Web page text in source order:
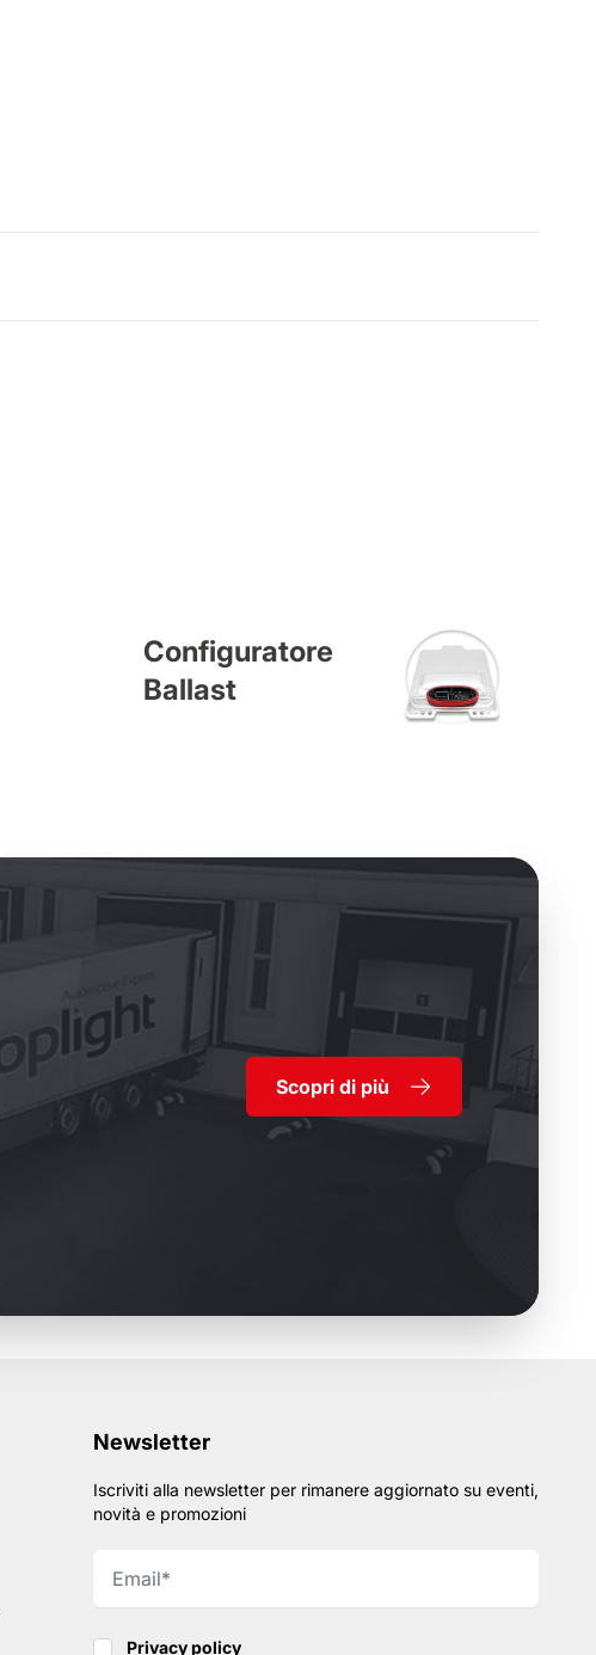
Configuratore
Ballast
Scopri di più
Newsletter
Iscriviti alla newsletter per rimanere aggiornato su eventi,
novità e promozioni
Privacy policy